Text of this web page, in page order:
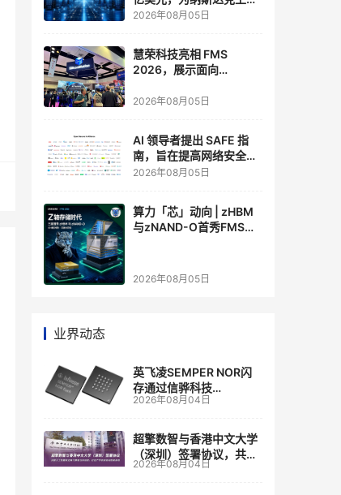
做准备
2026年08月05日
慧荣科技亮相 FMS
2026，展示面向
存储方案
2026年08月05日
AI 领导者提出 SAFE 指
南，旨在提高网络安全透
明度
2026年08月05日
算力「芯」动向 | zHBM
与zNAND-O首秀FMS
个维度，z轴算盘的魅力
2026年08月05日
业界动态
英飞凌SEMPER NOR闪
存通过信骅科技
AST2700 BMC认证，全
管理
2026年08月04日
超擎数智与香港中文大学
（深圳）签署协议，共建
人工智能和边缘计算联合
2026年08月04日